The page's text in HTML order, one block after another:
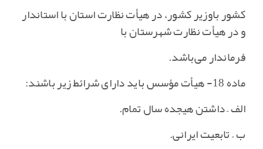
کشور باوزیر کشور، در هیأت نظارت استان با استاندار
و در هیأت نظارت شهرستان با
فرماندار می‌باشد.
ماده 18- هیأت مؤسس باید دارای شرائط زیر باشند:
الف – داشتن هیجده سال تمام‌.
ب – تابعیت ایرانی‌.